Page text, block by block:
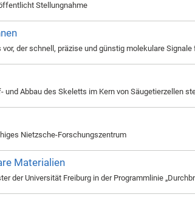
Stellungnahme
der schnell, präzise und günstig molekulare
und Abbau des Skeletts im Kern von Säugetierzellen
Nietzsche-Forschungszentrum
Materialien
der Universität Freiburg in der Programmlinie